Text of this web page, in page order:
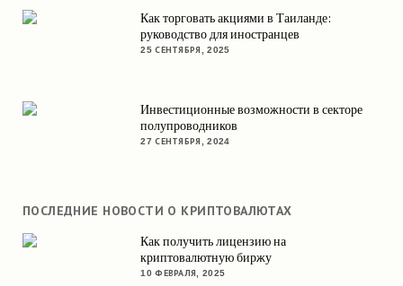
Как торговать акциями в Таиланде:
руководство для иностранцев
25 СЕНТЯБРЯ, 2025
Инвестиционные возможности в секторе
полупроводников
27 СЕНТЯБРЯ, 2024
ПОСЛЕДНИЕ НОВОСТИ О КРИПТОВАЛЮТАХ
Как получить лицензию на
криптовалютную биржу
10 ФЕВРАЛЯ, 2025